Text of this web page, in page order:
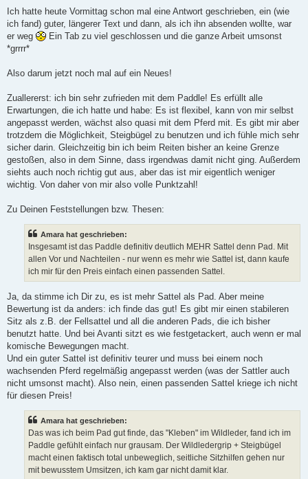
i
r
a
Ich hatte heute Vormittag schon mal eine Antwort geschrieben, ein (wie
ich fand) guter, längerer Text und dann, als ich ihn absenden wollte, war
er weg
Ein Tab zu viel geschlossen und die ganze Arbeit umsonst
*grrrr*
Also darum jetzt noch mal auf ein Neues!
Zuallererst: ich bin sehr zufrieden mit dem Paddle! Es erfüllt alle
Erwartungen, die ich hatte und habe: Es ist flexibel, kann von mir selbst
angepasst werden, wächst also quasi mit dem Pferd mit. Es gibt mir aber
trotzdem die Möglichkeit, Steigbügel zu benutzen und ich fühle mich sehr
sicher darin. Gleichzeitig bin ich beim Reiten bisher an keine Grenze
gestoßen, also in dem Sinne, dass irgendwas damit nicht ging. Außerdem
siehts auch noch richtig gut aus, aber das ist mir eigentlich weniger
wichtig. Von daher von mir also volle Punktzahl!
Zu Deinen Feststellungen bzw. Thesen:
Amara hat geschrieben:
Insgesamt ist das Paddle definitiv deutlich MEHR Sattel denn Pad. Mit
allen Vor und Nachteilen - nur wenn es mehr wie Sattel ist, dann kaufe
ich mir für den Preis einfach einen passenden Sattel.
Ja, da stimme ich Dir zu, es ist mehr Sattel als Pad. Aber meine
Bewertung ist da anders: ich finde das gut! Es gibt mir einen stabileren
Sitz als z.B. der Fellsattel und all die anderen Pads, die ich bisher
benutzt hatte. Und bei Avanti sitzt es wie festgetackert, auch wenn er mal
komische Bewegungen macht.
Und ein guter Sattel ist definitiv teurer und muss bei einem noch
wachsenden Pferd regelmäßig angepasst werden (was der Sattler auch
nicht umsonst macht). Also nein, einen passenden Sattel kriege ich nicht
für diesen Preis!
Amara hat geschrieben:
Das was ich beim Pad gut finde, das "Kleben" im Wildleder, fand ich im
Paddle gefühlt einfach nur grausam. Der Wildledergrip + Steigbügel
macht einen faktisch total unbeweglich, seitliche Sitzhilfen gehen nur
mit bewusstem Umsitzen, ich kam gar nicht damit klar.